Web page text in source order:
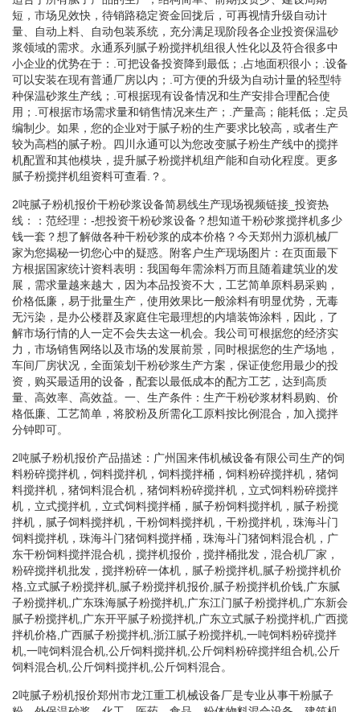
短，市场见效快，待销路稳定资金回拢后，可再视情升级自动计
量、自动上料、自动包装系统，充分满足现阶段各企业投资保温砂
浆领域的需求。永通系列腻子粉搅拌机组很人性化以及符合很多中
小企业的优势在于：.可把设备投资降到最低；.占地面积很小；.设备
可以安装在现有普通厂房以内；.可方便的升级为自动计量的轻型特
种保温砂浆生产线；.可根据现有设备情况和生产安排合理配合使
用；.可根据市场需求量和销售情况来生产；.产量高；能耗低；.定员
编制少。如果，您的企业对于腻子粉的生产要求比较高，或者生产
较为高档的腻子粉。四川永通可以为您改变腻子粉生产线中的搅拌
机配置和其他模块，提升腻子粉搅拌机组产能和自动化程度。更多
腻子粉搅拌机组资料可查看.？。
2吨腻子粉机报价干粉砂浆设备简易线生产现场视频链接_投资热
线：：范经理：-想投资干粉砂浆设备？想知道干粉砂浆搅拌机多少
钱一套？想了解做各种干粉砂浆的成本价格？今天郑州力源机械厂
家为您揭秘一切您心中的疑惑。附客户生产现场图片：在页面最下
方根据国家统计资料表明：我国每年需涂料万而且随着建筑业的发
展，需求量越来越大，因为本品投资不大，工艺简单原料易采购，
价格低廉，易于批量生产，使用效果比一般涂料有明显优势，无毒
无污染，是办公楼群及家庭住宅最理想的内墙装饰涂料，因此，了
解市场行情的人一定不会失去这一机会。我公司可根据您的经济实
力，市场销售网络以及市场的发展前景，同时根据您的生产场地，
车间厂房状况，全面策划干粉砂浆生产方案，保证使您用最少的投
资，购买最适用的设备，配套以最低成本的配方工艺，达到高质
量、高效率、高效益。一、生产条件：生产干粉砂浆材料易购、价
格低廉、工艺简单，将胶粉及所需化工原料按比例混合，加入搅拌
分钟即可。
2吨腻子粉机报价产品描述：广州国来伟机械设备有限公司生产的饲
料粉碎搅拌机，饲料搅拌机，饲料搅拌桶，饲料粉碎搅拌机，猪饲
料搅拌机，猪饲料混合机，猪饲料粉碎搅拌机，立式饲料粉碎搅拌
机，立式搅拌机，立式饲料搅拌桶，腻子粉饲料搅拌机，腻子粉搅
拌机，腻子饲料搅拌机，干粉饲料搅拌机，干粉搅拌机，珠海斗门
饲料搅拌机，珠海斗门猪饲料搅拌桶，珠海斗门猪饲料混合机，广
东干粉饲料搅拌混合机，搅拌机报价，搅拌桶批发，混合机厂家，
粉碎搅拌机批发，搅拌粉碎一体机，腻子粉搅拌机,腻子粉搅拌机价
格,立式腻子粉搅拌机,腻子粉搅拌机报价,腻子粉搅拌机价钱,广东腻
子粉搅拌机,广东珠海腻子粉搅拌机,广东江门腻子粉搅拌机,广东新会
腻子粉搅拌机,广东开平腻子粉搅拌机,广东立式腻子粉搅拌机,广西搅
拌机价格,广西腻子粉搅拌机,浙江腻子粉搅拌机,一吨饲料粉碎搅拌
机,一吨饲料混合机,公斤饲料搅拌机,公斤饲料粉碎搅拌组合机,公斤
饲料混合机,公斤饲料搅拌机,公斤饲料混合。
2吨腻子粉机报价郑州市龙江重工机械设备厂是专业从事干粉腻子